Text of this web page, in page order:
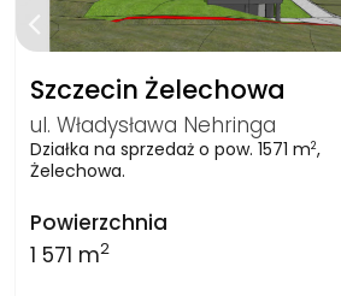
Szczecin Żelechowa
ul. Władysława Nehringa
Działka na sprzedaż o pow. 1571 m2,
Żelechowa.
Powierzchnia
1 571 m2